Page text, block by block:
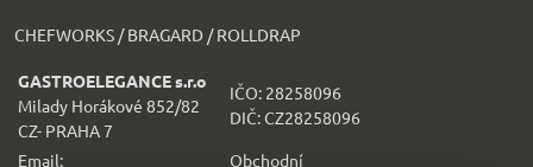
CHEFWORKS / BRAGARD / ROLLDRAP
GASTROELEGANCE s.r.o
Milady Horákové 852/82
CZ- PRAHA 7
IČO: 28258096
DIČ: CZ28258096
Email:
Obchodní